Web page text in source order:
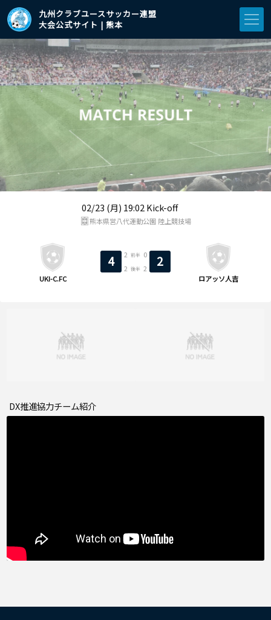
九州クラブユースサッカー連盟
大会公式サイト | 熊本
02/23 (月) 19:02 Kick-off
UKI-C.FC
4 2 前半
0
2 後半 2 2
ロアッソ人吉
熊本県営八代運動公園 陸上競技場
DX推進協力チーム紹介